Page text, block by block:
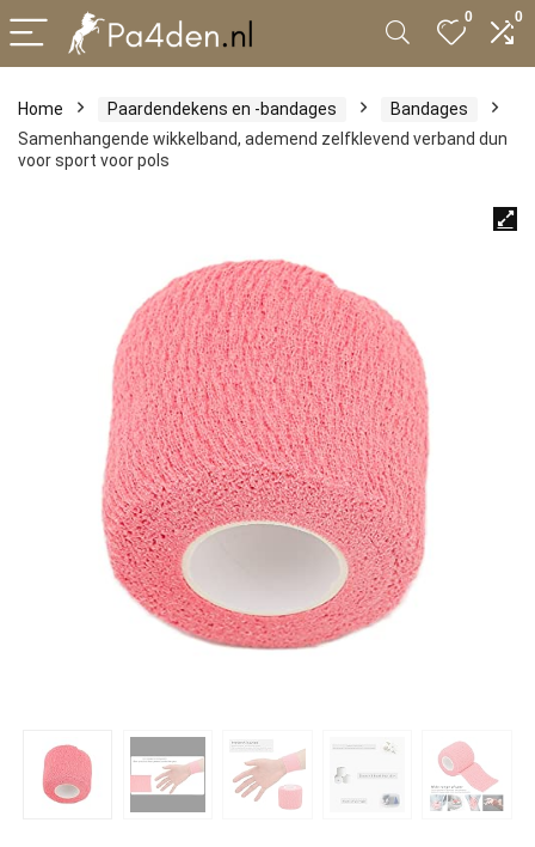
0 0
Home Paardendekens en -bandages
Bandages
Samenhangende wikkelband, ademend zelfklevend verband dun
voor sport voor pols